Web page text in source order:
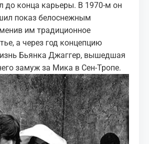
до конца карьеры. В 1970-м он
показ белоснежным
им традиционное
а через год концепцию
Бьянка Джаггер, вышедшая
замуж за Мика в Сен-Тропе.